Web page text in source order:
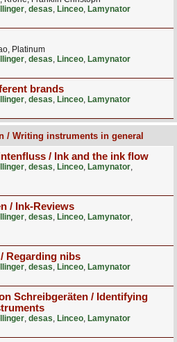
, desas, Linceo, Lamynator
Platinum
, desas, Linceo, Lamynator
brands
, desas, Linceo, Lamynator
/ Writing instruments in general
/ Ink and the ink flow
, desas, Linceo, Lamynator,
/ Ink-Reviews
, desas, Linceo, Lamynator,
Regarding nibs
, desas, Linceo, Lamynator
Schreibgeräten / Identifying
, desas, Linceo, Lamynator